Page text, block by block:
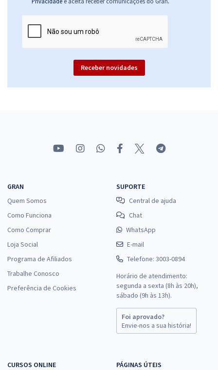
Receber novidades
GRAN
Quem Somos
Como Funciona
Como Comprar
Loja Social
Programa de Afiliados
Trabalhe Conosco
Preferência de Cookies
SUPORTE
Central de ajuda
Chat
WhatsApp
E-mail
Telefone: 3003-0894
Horário de atendimento:
segunda a sexta (8h às 20h),
sábado (9h às 13h).
Foi aprovado?
Envie-nos a sua história!
CURSOS ONLINE PÁGINAS ÚTEIS